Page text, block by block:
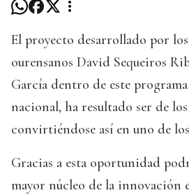
El proyecto desarrollado por
ourensanos David Sequeiros
García dentro de este
nacional, ha resultado ser de
convirtiéndose así en uno de
Gracias a esta oportunidad
mayor núcleo de la innovación